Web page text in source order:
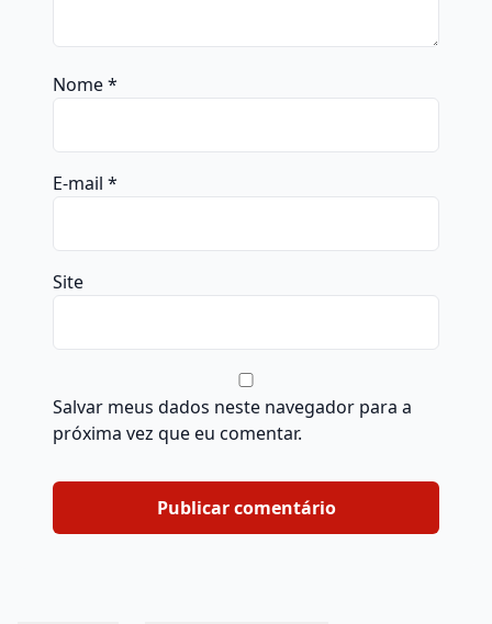
Nome*
E-mail *
Site
Salvar meus dados neste navegador para a
próxima vez que eu comentar.